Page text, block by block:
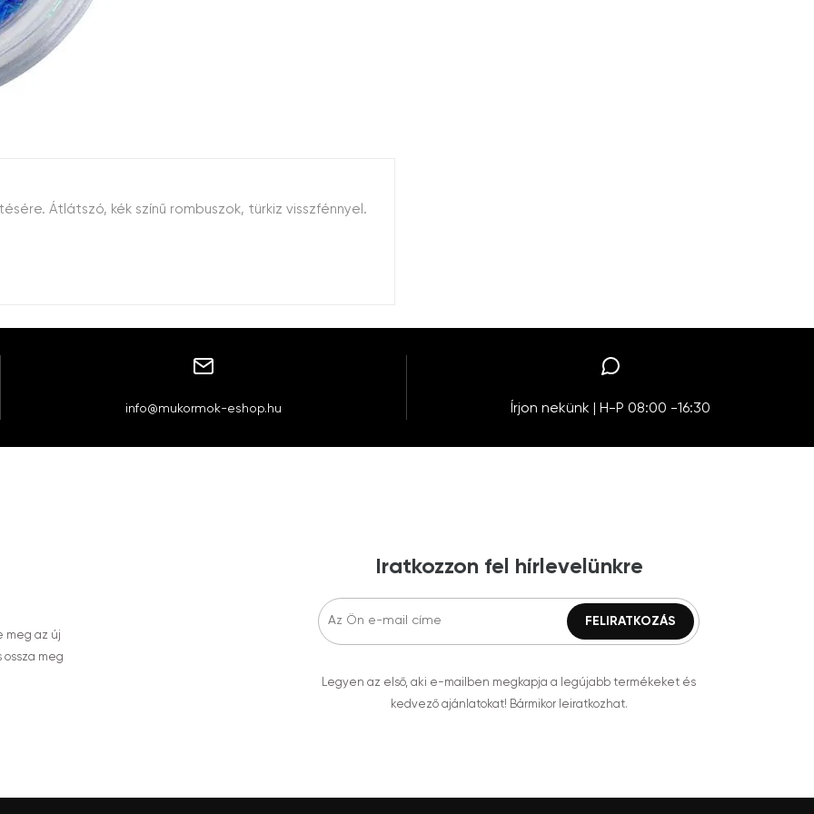
Átlátszó, kék színű rombuszok, türkiz visszfénnyel.
info@mukormok-eshop.hu Írjon nekünk | H-P 08:00 -16:30
meg az új
meg
Iratkozzon fel hírlevelünkre
Legyen az első, aki e-mailben megkapja a legújabb termékeket és
kedvező ajánlatokat! Bármikor leiratkozhat.